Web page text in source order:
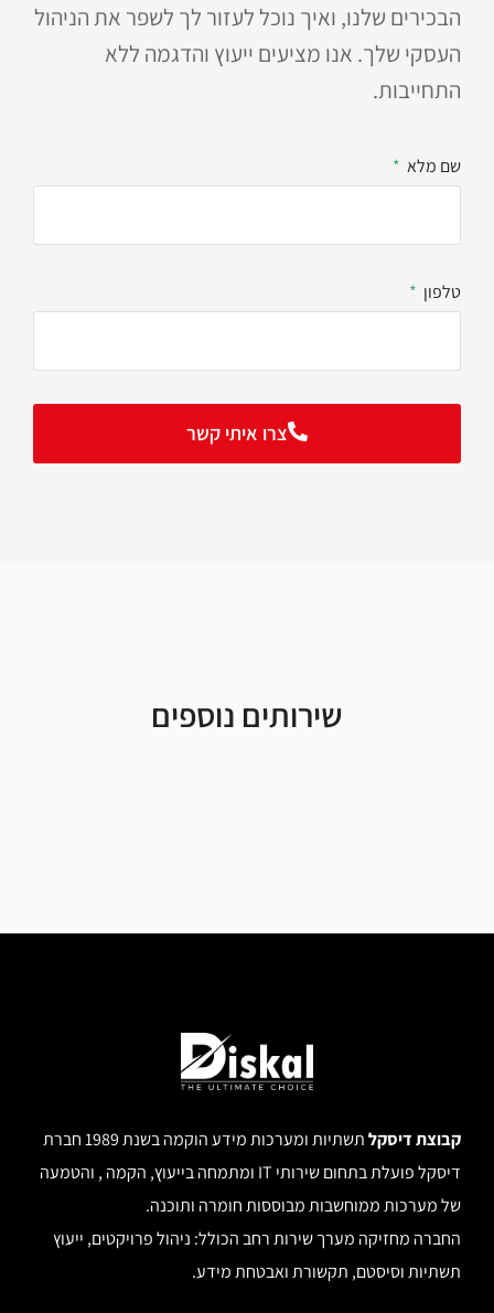
הבכירים שלנו, ואיך נוכל לעזור לך לשפר את הניהול
העסקי שלך. אנו מציעים ייעוץ והדגמה ללא
התחייבות.
שם מלא
טלפון
צרו איתי קשר
שירותים נוספים
קבוצת דיסקל
תשתיות ומערכות מידע הוקמה בשנת 1989 חברת
דיסקל פועלת בתחום שירותי IT ומתמחה בייעוץ, הקמה , והטמעה
של מערכות ממוחשבות מבוססות חומרה ותוכנה.
החברה מחזיקה מערך שירות רחב הכולל: ניהול פרויקטים, ייעוץ
תשתיות וסיסטם, תקשורת ואבטחת מידע.